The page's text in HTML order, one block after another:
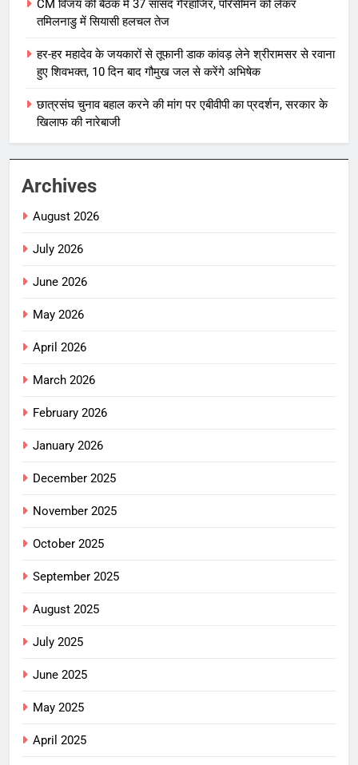
CM विजय की बैठक में 37 सांसद गैरहाजिर, परिसीमन को लेकर
तमिलनाडु में सियासी हलचल तेज
हर-हर महादेव के जयकारों से तूफानी डाक कांवड़ लेने श्रीरामसर से रवाना
हुए शिवभक्त, 10 दिन बाद गौमुख जल से करेंगे अभिषेक
छात्रसंघ चुनाव बहाल करने की मांग पर एबीवीपी का प्रदर्शन, सरकार के
खिलाफ की नारेबाजी
Archives
August 2026
July 2026
June 2026
May 2026
April 2026
March 2026
February 2026
January 2026
December 2025
November 2025
October 2025
September 2025
August 2025
July 2025
June 2025
May 2025
April 2025